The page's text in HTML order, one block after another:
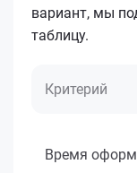
вариант, мы
таблицу.
Критерий
Время